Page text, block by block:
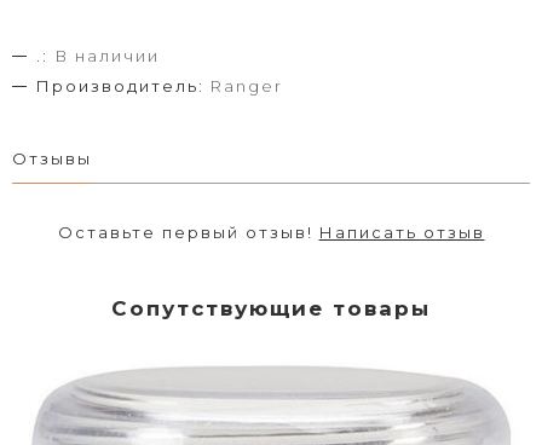
.:
В наличии
Производитель: Ranger
Отзывы
Оставьте первый отзыв! Написать отзыв
Сопутствующие товары